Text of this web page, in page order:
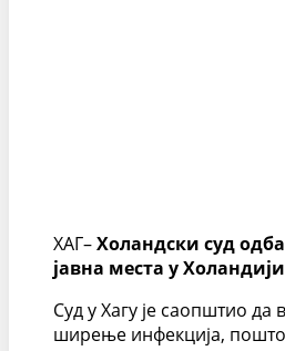
ХАГ–Холандски суд
јавна места у
Суд у Хагу је саопштио
ширење инфекција, пошто